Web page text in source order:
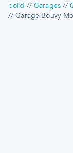
bolid Garages
Garage Bouvy